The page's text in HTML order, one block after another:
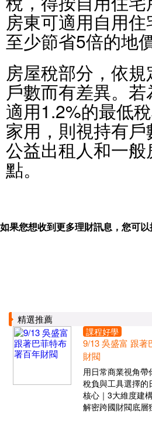
房東可適用自用
至少節省5倍的地
房屋稅部分，依
戶數而有差異。
適用1.2%的最低
家用，則視持有
公益出租人和一
點。
如果您想收到更多理財訊息，您可以
精選推薦
課程好學
9/13 吳盛富 跟著
財閥
用日常商業視角
稅負與工具選擇的
核心｜3大維度建
解密跨國財閥底層